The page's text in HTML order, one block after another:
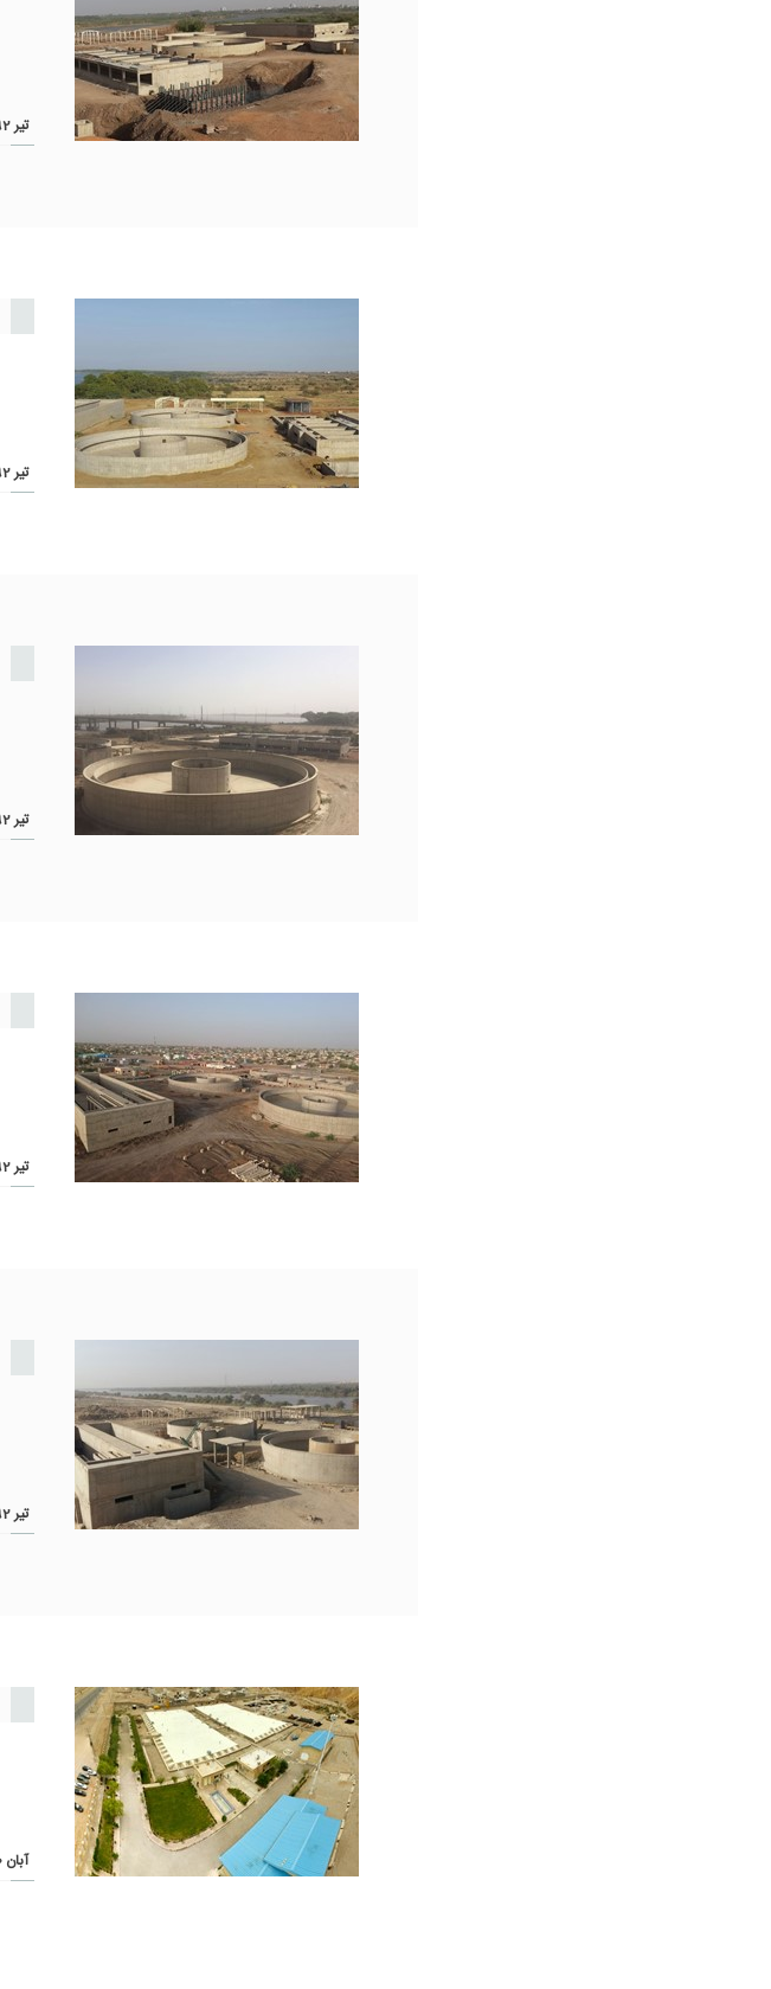
تير 1392-آذر 1396(شهر واد مدنی، ایالت غزیره، جمهوری سودان)
تير 1392-آذر 1396(شهر سنار، ایالت سنار، جمهوری سودان)
تير 1392-آذر 1396(شهر شندی ، ایالت نیل سفید، جمهوری سودان)
تير 1392-آذر 1392(شهر الدویم، ایالت نیل سفید، جمهوری سودان)
تير 1392-تير 1396(شهر ابوحمد، ایالت نیل، جمهوری سودان)
آبان 1390-آبان 1391(ایران)